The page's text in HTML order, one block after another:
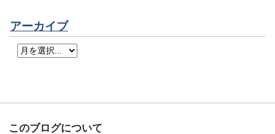
アーカイブ
このブログについて